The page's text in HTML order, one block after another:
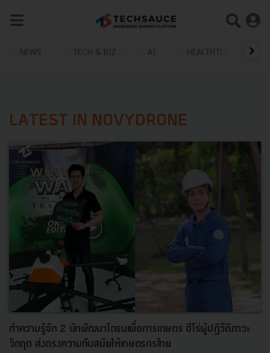
NEWS TECH & BIZ AI HEALTHTECH
LATEST IN NOVYDRONE
ทำความรู้จัก 2 นักพัฒนาโดรนเพื่อการเกษตร ฮีโร่ผู้ปฏิวัติภาวะ
วิกฤต ส่งตรงความทันสมัยให้เกษตรกรไทย